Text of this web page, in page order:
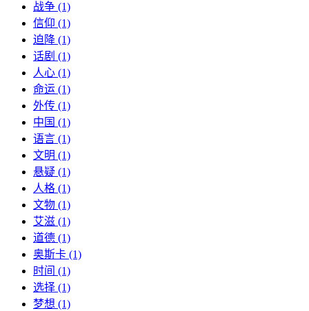
战争 (1)
信仰 (1)
迫降 (1)
话剧 (1)
人心 (1)
命运 (1)
外传 (1)
中国 (1)
语言 (1)
文明 (1)
悬疑 (1)
人格 (1)
文物 (1)
艾滋 (1)
道德 (1)
奥斯卡 (1)
时间 (1)
选择 (1)
梦想 (1)